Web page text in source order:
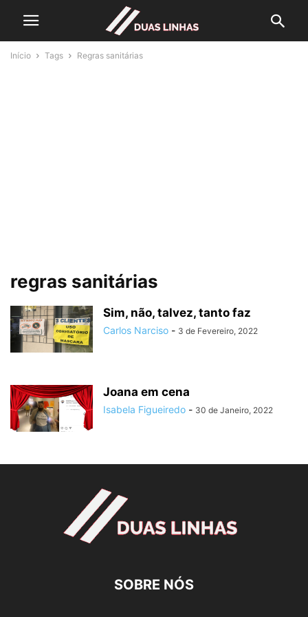
Início Tags Regras sanitárias
regras sanitárias
Sim, não, talvez, tanto faz
Carlos Narciso - 3 de Fevereiro, 2022
Joana em cena
Isabela Figueiredo - 30 de Janeiro, 2022
SOBRE NÓS